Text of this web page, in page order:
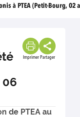
à PTEA (Petit-Bourg, 02
06
Imprimer Partager
de PTEA au